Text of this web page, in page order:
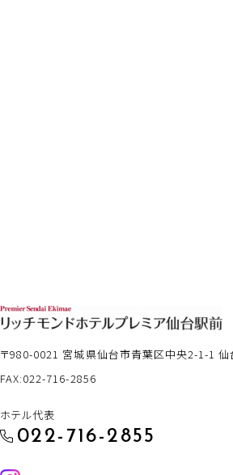
〒980-0021 宮城県仙台市青葉区中央2-1-1 仙
FAX:022-716-2856
ホテル代表
022-716-2855